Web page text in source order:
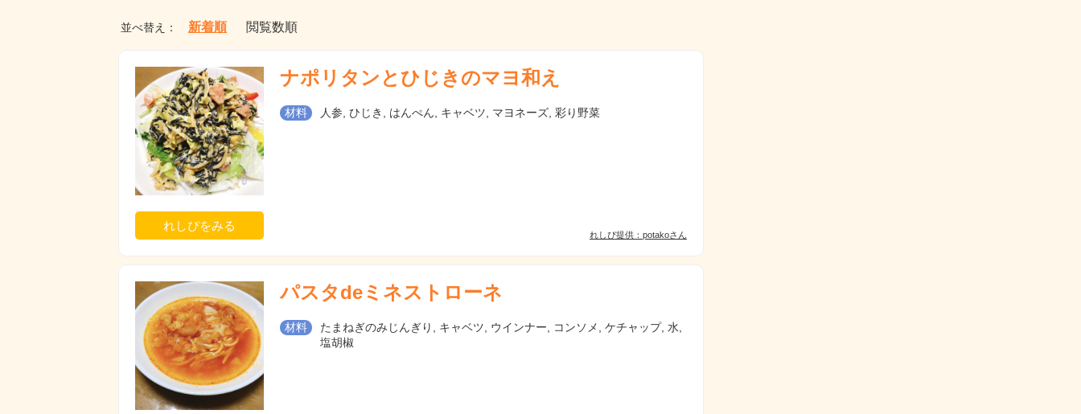
並べ替え： 新着順 閲覧数順
れしぴをみる
ナポリタンとひじきのマヨ和え
材料 人参, ひじき, はんぺん, キャベツ, マヨネーズ, 彩り野菜
れしぴ提供：potakoさん
パスタdeミネストローネ
材料
たまねぎのみじんぎり, キャベツ, ウインナー, コンソメ, ケチャップ, 水,
塩胡椒